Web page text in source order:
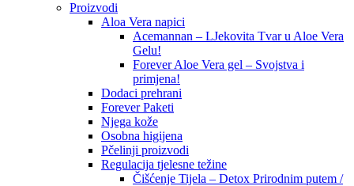
Proizvodi
Aloa Vera napici
Acemannan – LJekovita Tvar u Aloe Vera
Gelu!
Forever Aloe Vera gel – Svojstva i
primjena!
Dodaci prehrani
Forever Paketi
Njega kože
Osobna higijena
Pčelinji proizvodi
Regulacija tjelesne težine
Čišćenje Tijela – Detox Prirodnim putem /